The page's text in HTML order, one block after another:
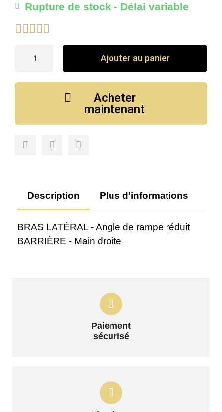
Rupture de stock - Délai variable

Ajouter au panier
Acheter
maintenant
Description Plus d'informations
BRAS LATÉRAL - Angle de rampe réduit
BARRIÈRE - Main droite
Paiement
sécurisé